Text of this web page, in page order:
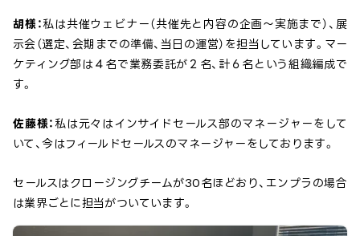
胡様：私は共催ウェビナー（共催先と内容の企画〜実施まで）、展
示会（選定、会期までの準備、当日の運営）を担当しています。マー
ケティング部は４名で業務委託が２名、計６名という組織編成で
す。
佐藤様：私は元々はインサイドセールス部のマネージャーをして
いて、今はフィールドセールスのマネージャーをしております。
セールスはクロージングチームが30名ほどおり、エンプラの場合
は業界ごとに担当がついています。